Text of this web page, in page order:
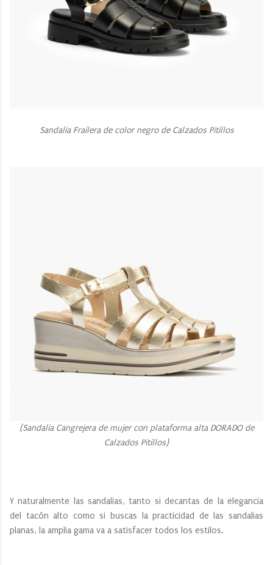
Sandalia Frailera de color negro de Calzados Pitillos
(Sandalia Cangrejera de mujer con plataforma alta DORADO de
Calzados Pitillos)
Y naturalmente las sandalias, tanto si decantas de la elegancia
del tacón alto como si buscas la practicidad de las sandalias
planas, la amplia gama va a satisfacer todos los estilos.